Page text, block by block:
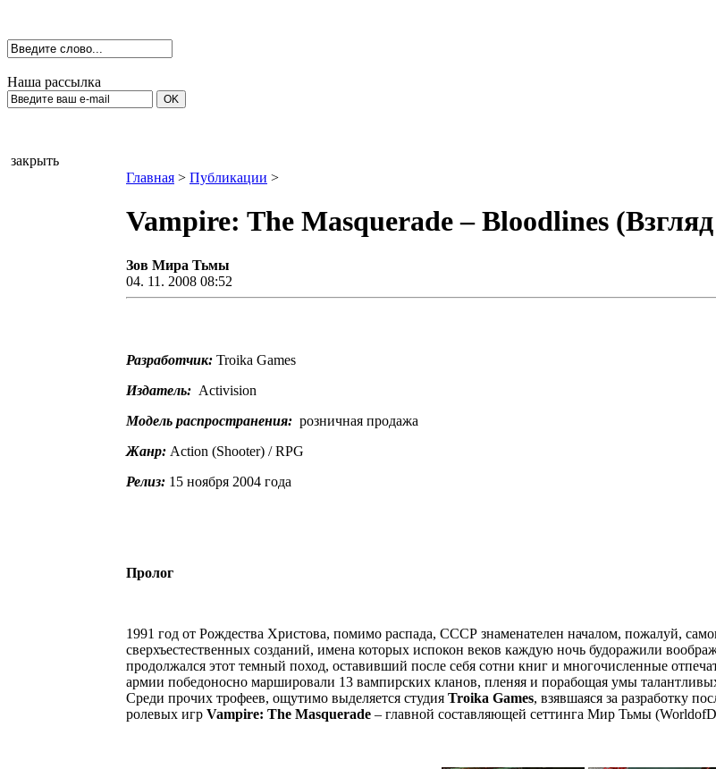
Наша рассылка
закрыть
Главная > Публикации >
Vampire: The Masquerade – Bloodlines
Зов Мира Тьмы
04. 11. 2008 08:52
Разработчик: Troika Games
Издатель: Activision
Модель распространения: розничная продажа
Жанр: Action (Shooter) / RPG
Релиз: 15 ноября 2004 года
Пролог
1991 год от Рождества Христова, помимо распада, СССР знаменателен началом, пожалуй,
сверхъестественных созданий, имена которых испокон веков каждую ночь будоражили
продолжался этот темный поход, оставивший после себя сотни книг и многочисленные
армии победоносно маршировали 13 вампирских кланов, пленяя и порабощая умы
Среди прочих трофеев, ощутимо выделяется студия Troika Games, взявшаяся за разработку
ролевых игр Vampire: The Masquerade – главной составляющей сеттинга Мир Тьмы